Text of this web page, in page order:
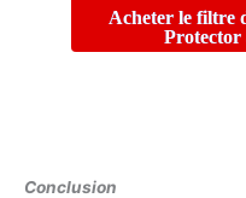
Acheter le filtre
Conclusion